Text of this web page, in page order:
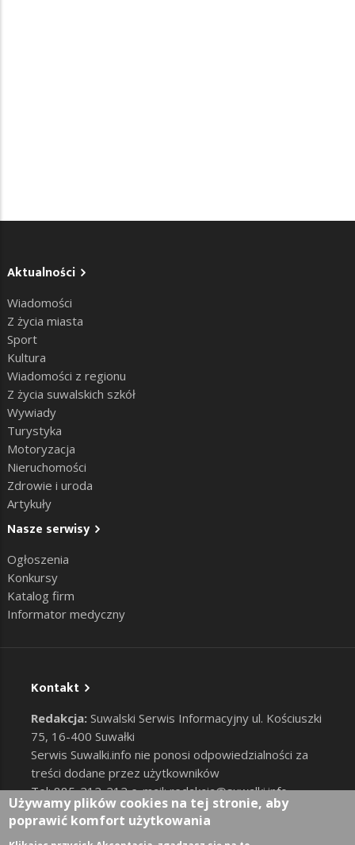
Aktualności
Wiadomości
Z życia miasta
Sport
Kultura
Wiadomości z regionu
Z życia suwalskich szkół
Wywiady
Turystyka
Motoryzacja
Nieruchomości
Zdrowie i uroda
Artykuły
Nasze serwisy
Ogłoszenia
Konkursy
Katalog firm
Informator medyczny
Kontakt
Redakcja: Suwalski Serwis Informacyjny ul. Kościuszki
75, 16-400 Suwałki
Serwis Suwalki.info nie ponosi odpowiedzialności za
treści dodane przez użytkowników
Tel: 885-212-212 e-mail:redakcja@suwalki.info,
reklama@suwalki.info
RODO |Cookies
Używamy plików cookies na tej stronie, aby
poprawić komfort użytkowania